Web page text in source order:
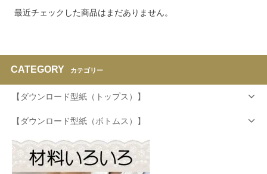
最近チェックした商品はまだありません。
CATEGORY カテゴリー
【ダウンロード型紙（トップス）】
【ダウンロード型紙（ボトムス）】